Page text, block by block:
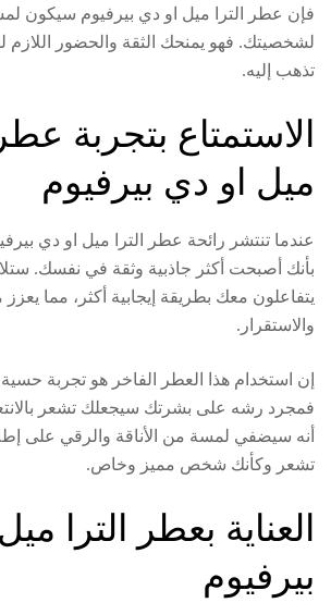
فإن عطر الترا ميل او دي بيرفيوم سيكون
لشخصيتك. فهو يمنحك الثقة والحضور اللازم
تذهب إليه.
الاستمتاع بتجربة عطر
ميل او دي بيرفيوم
عندما تنتشر رائحة عطر الترا ميل او دي
بأنك أصبحت أكثر جاذبية وثقة في نفسك.
يتفاعلون معك بطريقة إيجابية أكثر، مما يعزز
والاستقرار.
إن استخدام هذا العطر الفاخر هو تجربة حسية
فمجرد رشه على بشرتك سيجعلك تشعر
أنه سيضفي لمسة من الأناقة والرقي على
تشعر وكأنك شخص مميز وخاص.
العناية بعطر الترا
بيرفيوم